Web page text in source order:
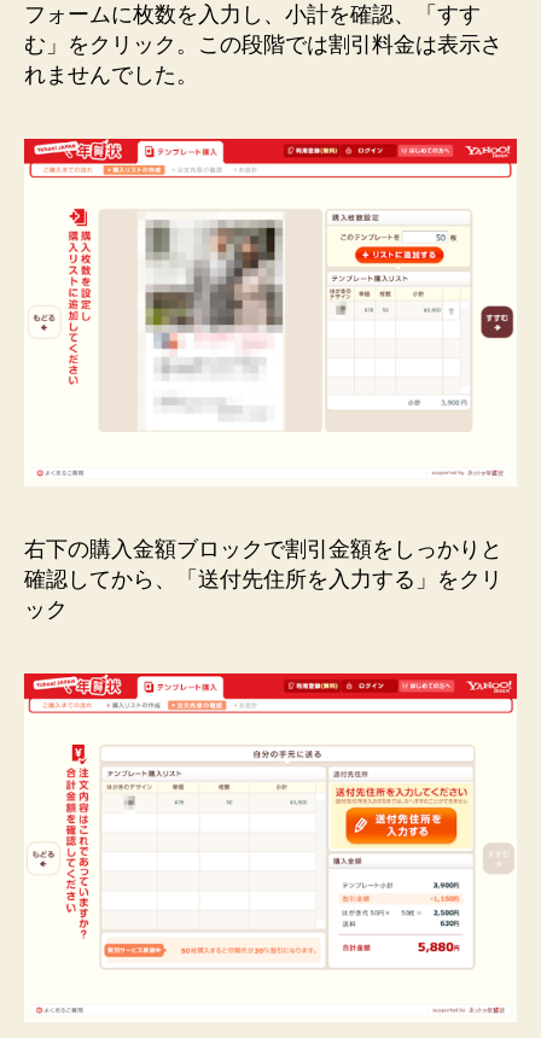
フォームに枚数を入力し、小計を確認、「すす
む」をクリック。この段階では割引料金は表示さ
れませんでした。
右下の購入金額ブロックで割引金額をしっかりと
確認してから、「送付先住所を入力する」をクリ
ック